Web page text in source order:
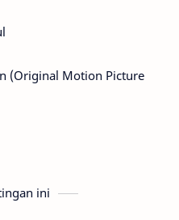
(Original Motion Picture
ini